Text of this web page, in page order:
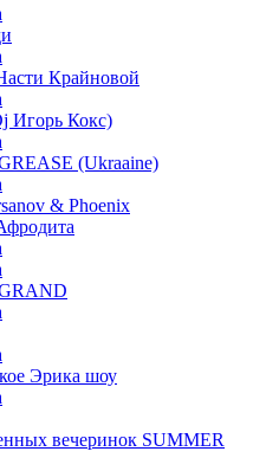
Крайновой
Игорь Кокс)
(Ukraaine)
& Phoenix
Эрика шоу
вечеринок SUMMER